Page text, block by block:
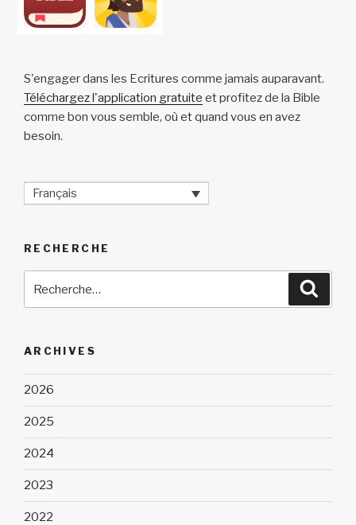
S'engager dans les Ecritures comme jamais auparavant.
Téléchargez l'application gratuite et profitez de la Bible
comme bon vous semble, où et quand vous en avez
besoin.
Français
RECHERCHE
pour
ARCHIVES
2026
2025
2024
2023
2022